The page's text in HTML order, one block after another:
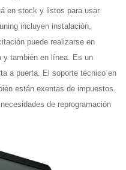
en stock y listos para usar.
incluyen instalación,
puede realizarse en
y también en línea. Es un
a puerta. El soporte técnico en
están exentas de impuestos.
de reprogramación